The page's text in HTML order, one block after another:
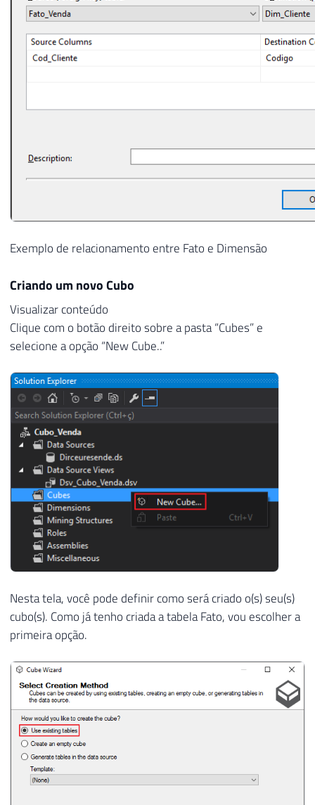
Exemplo de relacionamento entre Fato e Dimensão
Criando um novo Cubo
Visualizar conteúdo
Clique com o botão direito sobre a pasta “Cubes” e
selecione a opção “New Cube..”
Nesta tela, você pode definir como será criado o(s) seu(s)
cubo(s). Como já tenho criada a tabela Fato, vou escolher a
primeira opção.